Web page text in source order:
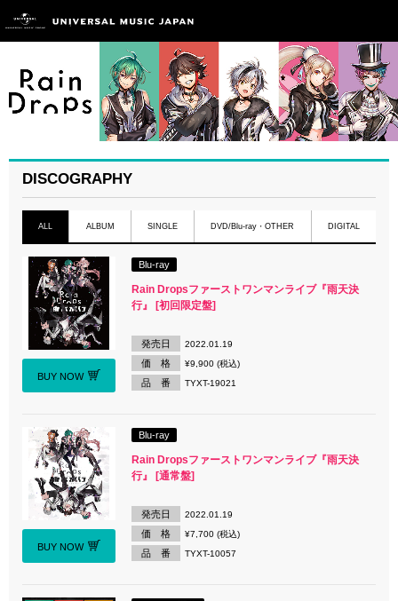
DISCOGRAPHY
ALL ALBUM SINGLE DVD/Blu-ray・OTHER DIGITAL
BUY NOW
Blu-ray
Rain Dropsファーストワンマンライブ『雨天決
行』 [初回限定盤]
発売日 2022.01.19
価 格 ¥9,900 (税込)
品 番 TYXT-19021
BUY NOW
Blu-ray
Rain Dropsファーストワンマンライブ『雨天決
行』 [通常盤]
発売日 2022.01.19
価 格 ¥7,700 (税込)
品 番 TYXT-10057